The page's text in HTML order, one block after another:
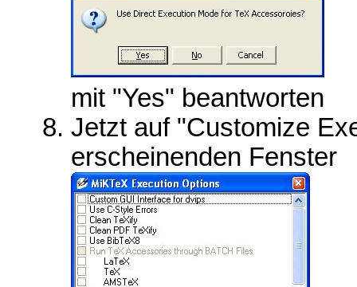
mit "Yes" beantworten
Jetzt auf "Customize
erscheinenden Fenster